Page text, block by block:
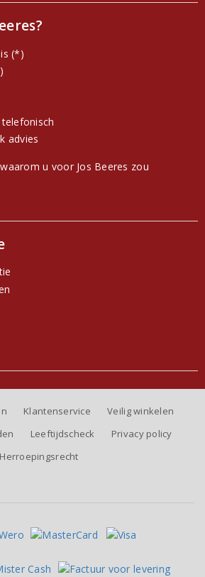
(*)
advies
u voor Jos Beeres zou
Klantenservice
Veilig winkelen
Leeftijdscheck
Privacy policy
Herroepingsrecht